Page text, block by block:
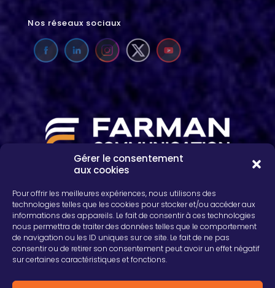
Gérer le consentement
aux cookies
Pour offrir les meilleures expériences, nous utilisons des
technologies telles que les cookies pour stocker et/ou accéder aux
informations des appareils. Le fait de consentir à ces technologies
nous permettra de traiter des données telles que le comportement
de navigation ou les ID uniques sur ce site. Le fait de ne pas
consentir ou de retirer son consentement peut avoir un effet négatif
sur certaines caractéristiques et fonctions.
Nos réseaux sociaux
51664 REIMS cedex
03 26 04 75 24